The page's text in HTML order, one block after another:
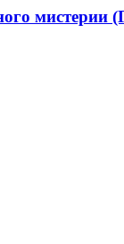
мистерии